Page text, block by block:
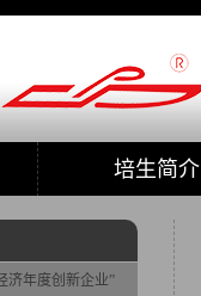
培生简介
济年度创新企业”